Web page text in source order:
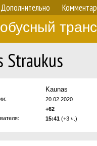
Дополнительно
Straukus
Kaunas
20.02.2020
+62
15:41 (+3 ч.)